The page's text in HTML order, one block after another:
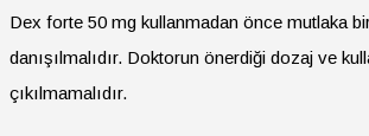
Dex forte 50 mg kullanmadan önce mutlaka
danışılmalıdır. Doktorun önerdiği dozaj ve
çıkılmamalıdır.